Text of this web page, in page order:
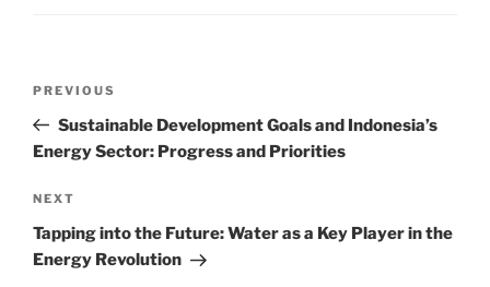
Previous
Post
PREVIOUS
Sustainable Development Goals and Indonesia’s
Energy Sector: Progress and Priorities
Next
Post
NEXT
Tapping into the Future: Water as a Key Player in the
Energy Revolution